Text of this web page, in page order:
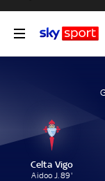
Celta Vigo
Aidoo J. 89'